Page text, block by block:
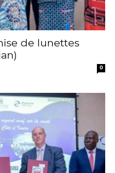
de lunettes
0